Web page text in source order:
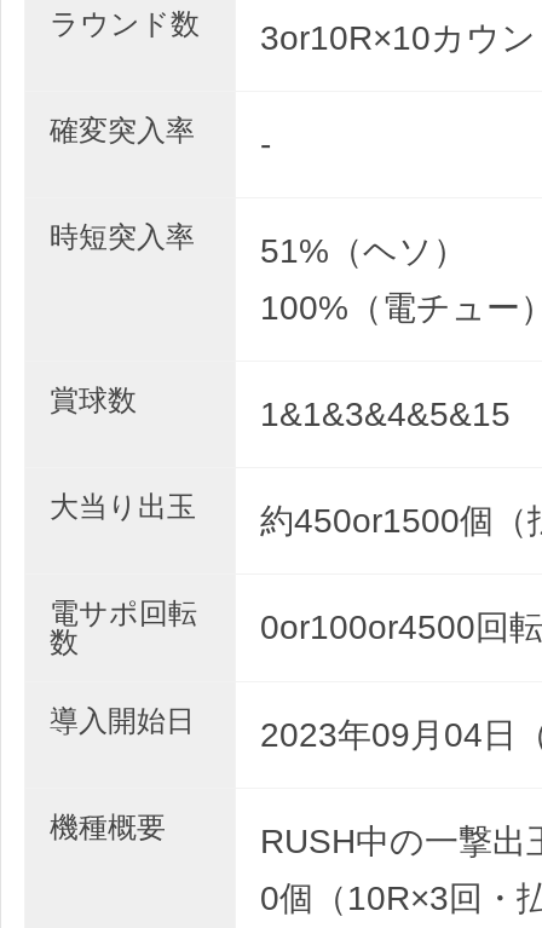
ラウンド数 3or10R×10カウ
確変突入率 -
時短突入率
51%（ヘソ）
100%（電チュー
賞球数 1&1&3&4&5&15
大当り出玉 約450or1500個（
電サポ回転
数
0or100or4500回転
導入開始日 2023年09月04日
機種概要
RUSH中の一撃出
0個（10R×3回・